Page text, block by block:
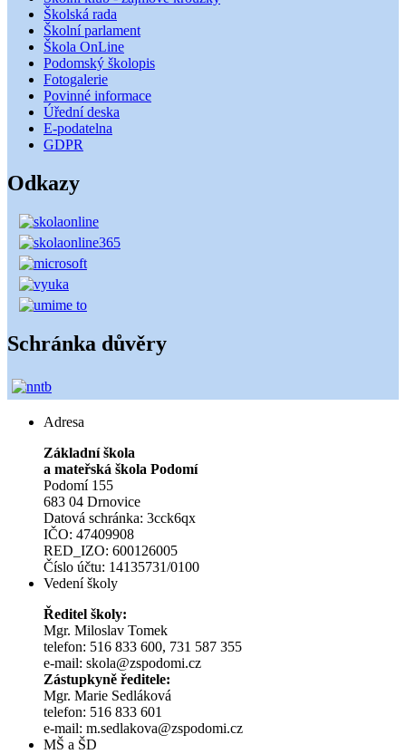
Školská rada
Školní parlament
Škola OnLine
Podomský školopis
Fotogalerie
Povinné informace
Úřední deska
E-podatelna
GDPR
Odkazy
Schránka důvěry
Adresa
Základní škola
a mateřská škola Podomí
Podomí 155
683 04 Drnovice
Datová schránka: 3cck6qx
IČO: 47409908
RED_IZO: 600126005
Číslo účtu: 14135731/0100
Vedení školy
Ředitel školy:
Mgr. Miloslav Tomek
telefon: 516 833 600, 731 587 355
e-mail: skola@zspodomi.cz
Zástupkyně ředitele:
Mgr. Marie Sedláková
telefon: 516 833 601
e-mail: m.sedlakova@zspodomi.cz
MŠ a ŠD